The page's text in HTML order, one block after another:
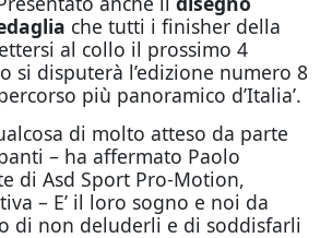
che tutti i finisher della
al collo il prossimo 4
si disputerà l’edizione numero 8
più panoramico d’Italia’.
di molto atteso da parte
– ha affermato Paolo
di Asd Sport Pro-Motion,
– E’ il loro sogno e noi da
di non deluderli e di soddisfarli